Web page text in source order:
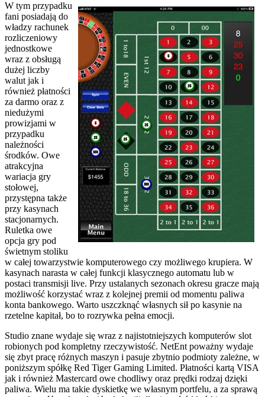
W tym przypadku
fani posiadają do
władzy rachunek
rozliczeniowy
jednostkowe
wraz z obsługą
dużej liczby
walut jak i
również płatności
za darmo oraz z
niedużymi
prowizjami w
przypadku
należności
środków. Owe
atrakcyjna
wariacja gry
stołowej,
przystępna także
przy kasynach
stacjonarnych.
Ruletka owe
opcja gry pod
świetnym stoliku
w całej towarzystwie komputerowego czy możliwego krupiera. W
kasynach narasta w całej funkcji klasycznego automatu lub w
postaci transmisji live. Przy ustalanych sezonach okresu gracze mają
możliwość korzystać wraz z kolejnej premii od momentu paliwa
konta bankowego. Warto uszczknąć własnych sił po kasynie na
rzetelne kapitał, bo to rozrywka pełna emocji.
Studio znane wydaje się wraz z najistotniejszych komputerów slot
robionych pod kompletny rzeczywistość. NetEnt poważny wydaje
się zbyt pracę różnych maszyn i pasuje zbytnio podmioty zależne, w
poniższym spółkę Red Tiger Gaming Limited. Płatności kartą VISA
jak i również Mastercard owe chodliwy oraz prędki rodzaj dzięki
paliwa. Wielu ma takie dyskietkę we własnym portfelu, a za sprawą